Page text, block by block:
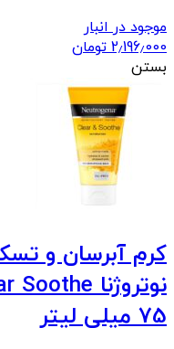
موجود در انبار
2٫196٫000 تومان
بستن
کرم آبرسان و
75 میلی لیتر